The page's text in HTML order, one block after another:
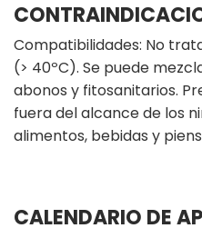
Compatibilidades: No
(> 40ºC). Se puede
abonos y fitosanitarios.
fuera del alcance de los
alimentos, bebidas y
CALENDARIO DE